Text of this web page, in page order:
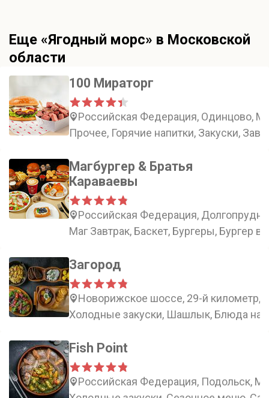
Еще «Ягодный морс» в Московской
области
100 Мираторг
Российская Федерация, Одинцово,
Прочее, Горячие напитки, Закуски,
Магбургер & Братья
Караваевы
Российская Федерация,
Маг Завтрак, Баскет, Бургеры, Бургер в
Загород
Новорижское шоссе, 29-й километр,
Холодные закуски, Шашлык, Блюда на
Fish Point
Российская Федерация, Подольск,